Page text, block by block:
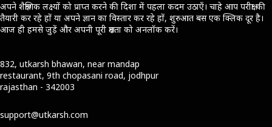
अपने शैक्षणिक लक्ष्यों को प्राप्त करने की दिशा में पहला कदम उठाएँ। चाहे आप परीक्षा की
तैयारी कर रहे हों या अपने ज्ञान का विस्तार कर रहे हों, शुरुआत बस एक क्लिक दूर है।
आज ही हमसे जुड़ें और अपनी पूरी क्षमता को अनलॉक करें।
832, utkarsh bhawan, near mandap
restaurant, 9th chopasani road, jodhpur
rajasthan - 342003
support@utkarsh.com